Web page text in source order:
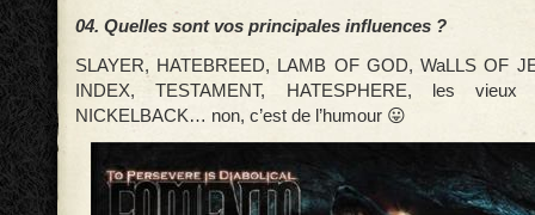
04. Quelles sont vos principales influences ?
SLAYER, HATEBREED, LAMB OF GOD, WaLLS OF
INDEX, TESTAMENT, HATESPHERE, les vieux
NICKELBACK… non, c’est de l’humour 😛